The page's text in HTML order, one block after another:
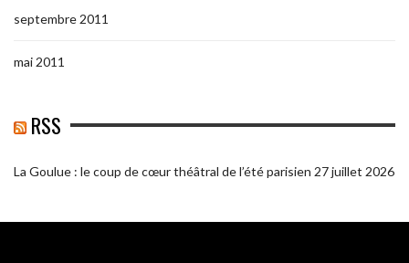
septembre 2011
mai 2011
RSS
La Goulue : le coup de cœur théâtral de l’été parisien 27 juillet 2026